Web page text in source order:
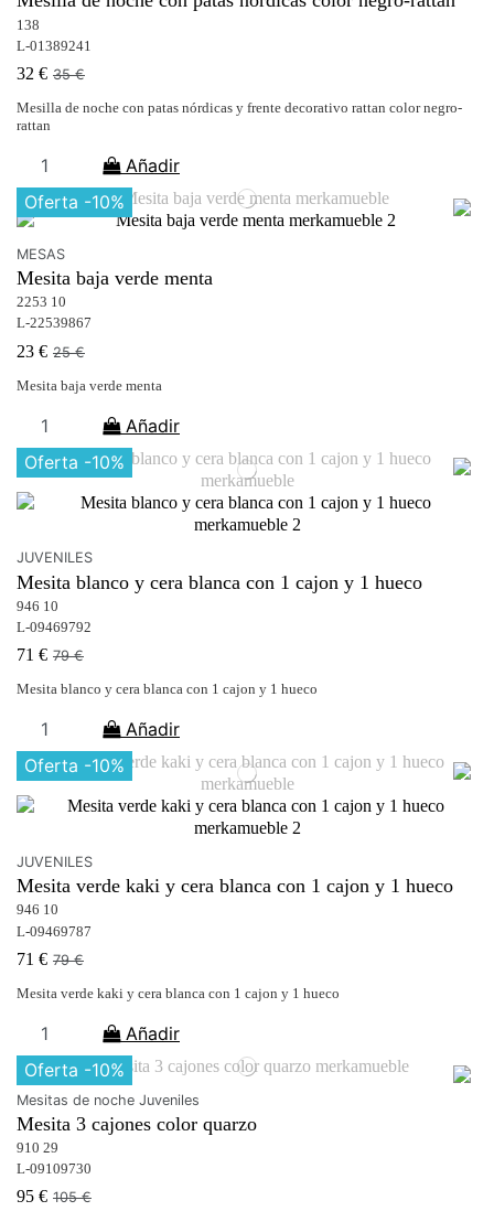
138
L-01389241
32 € 35 €
Mesilla de noche con patas nórdicas y frente decorativo rattan color negro-
rattan
Añadir
Oferta -10%
MESAS
Mesita baja verde menta
2253 10
L-22539867
23 € 25 €
Mesita baja verde menta
Añadir
Oferta -10%
JUVENILES
Mesita blanco y cera blanca con 1 cajon y 1 hueco
946 10
L-09469792
71 € 79 €
Mesita blanco y cera blanca con 1 cajon y 1 hueco
Añadir
Oferta -10%
JUVENILES
Mesita verde kaki y cera blanca con 1 cajon y 1 hueco
946 10
L-09469787
71 € 79 €
Mesita verde kaki y cera blanca con 1 cajon y 1 hueco
Añadir
Oferta -10%
Mesitas de noche Juveniles
Mesita 3 cajones color quarzo
910 29
L-09109730
95 € 105 €